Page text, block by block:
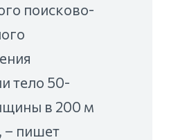
поисково-
тело 50-
в 200 м
– пишет